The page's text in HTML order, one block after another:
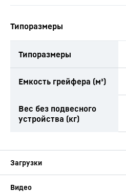
Типоразмеры
Типоразмеры
Емкость грейфера (м³)
Вес без подвесного
устройства (кг)